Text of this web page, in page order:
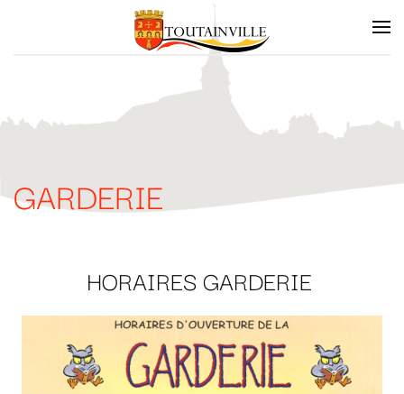
Skip to main content
GARDERIE
HORAIRES GARDERIE